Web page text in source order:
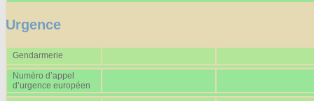
Urgence
Gendarmerie
Numéro d’appel
d’urgence européen